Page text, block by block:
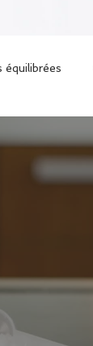
équilibrées